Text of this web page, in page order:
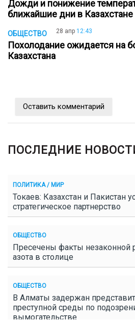
Дожди и понижение
ближайшие дни в Казахстане
ОБЩЕСТВО 28 апр 12:43
Похолодание ожидается на
Казахстана
Оставить комментарий
ПОСЛЕДНИЕ
ПОЛИТИКА / МИР
Токаев: Казахстан и Пакистан
стратегическое партнерство
ОБЩЕСТВО
Пресечены факты незаконной
азота в столице
ОБЩЕСТВО
В Алматы задержан
преступной среды по
вымогательстве